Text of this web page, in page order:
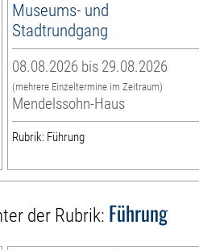
Museums- und
Stadtrundgang
08.08.2026 bis 29.08.2026
(mehrere Einzeltermine im Zeitraum)
Mendelssohn-Haus
Rubrik: Führung
der Rubrik: Führung